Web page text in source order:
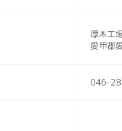
厚木工
愛甲郡
046-